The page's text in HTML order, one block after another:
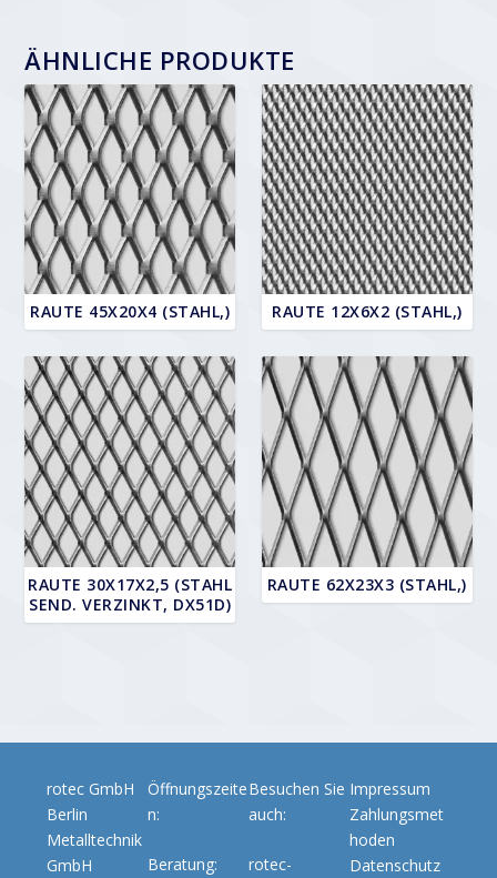
ÄHNLICHE PRODUKTE
RAUTE 45X20X4 (STAHL,) RAUTE 12X6X2 (STAHL,)
RAUTE 30X17X2,5 (STAHL
SEND. VERZINKT, DX51D)
RAUTE 62X23X3 (STAHL,)
rotec GmbH
Berlin
Metalltechnik
GmbH
Öffnungszeite
n:
Beratung:
Besuchen Sie
auch:
rotec-
Impressum
Zahlungsmet
hoden
Datenschutz